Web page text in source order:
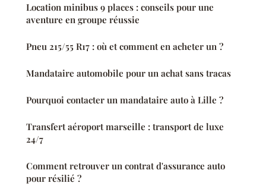
Location minibus 9 places : conseils pour une
aventure en groupe réussie
Pneu 215/55 R17 : où et comment en acheter un ?
Mandataire automobile pour un achat sans tracas
Pourquoi contacter un mandataire auto à Lille ?
Transfert aéroport marseille : transport de luxe
24/7
Comment retrouver un contrat d'assurance auto
pour résilié ?